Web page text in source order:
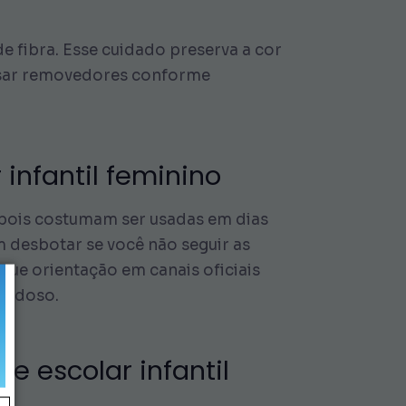
fibra. Esse cuidado preserva a cor
removedores conforme
infantil feminino
costumam ser usadas em dias
se você não seguir as
orientação em canais oficiais
escolar infantil